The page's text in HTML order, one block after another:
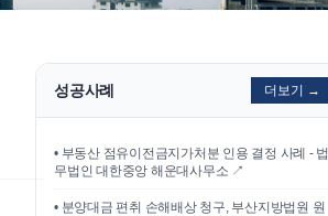
성공사례 더보기 →
• 부동산 점유이전금지가처분 인용 결정 사례 - 법
무법인 대한중앙 해운대사무소 ↗
• 분양대금 편취 손해배상 청구, 부산지방법원 원